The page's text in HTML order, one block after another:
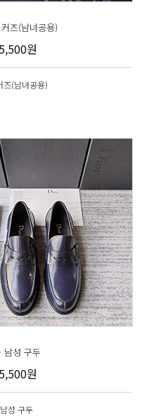
즈(남녀공용)
원
즈(남녀공용)
남성 구두
원
성 구두